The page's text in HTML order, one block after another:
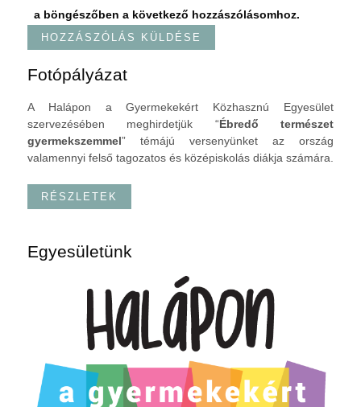
a böngészőben a következő hozzászólásomhoz.
Fotópályázat
A Halápon a Gyermekekért Közhasznú Egyesület
szervezésében meghirdetjük “Ébredő természet
gyermekszemmel” témájú versenyünket az ország
valamennyi felső tagozatos és középiskolás diákja számára.
RÉSZLETEK
Egyesületünk